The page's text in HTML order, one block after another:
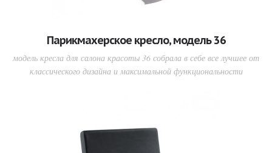
Парикмахерское кресло, модель 36
модель кресла для салона красоты 36 собрала в себе все лучшее от
классического дизайна и максимальной функциональности